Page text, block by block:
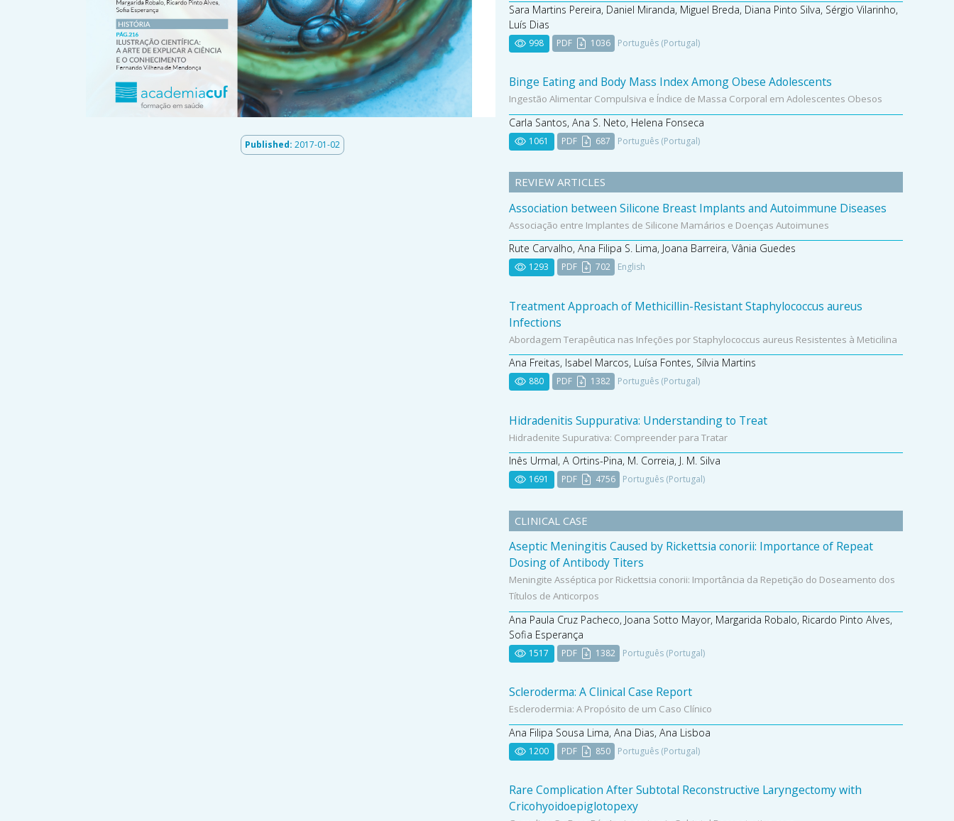
Published: 2017-01-02
Sara Martins Pereira, Daniel Miranda, Miguel Breda, Diana Pinto Silva, Sérgio Vilarinho,
Luís Dias
998 PDF 1036 Português (Portugal)
Binge Eating and Body Mass Index Among Obese Adolescents
Ingestão Alimentar Compulsiva e Índice de Massa Corporal em Adolescentes Obesos
Carla Santos, Ana S. Neto, Helena Fonseca
1061 PDF 687 Português (Portugal)
REVIEW ARTICLES
Association between Silicone Breast Implants and Autoimmune Diseases
Associação entre Implantes de Silicone Mamários e Doenças Autoimunes
Rute Carvalho, Ana Filipa S. Lima, Joana Barreira, Vânia Guedes
1293 PDF 702 English
Treatment Approach of Methicillin-Resistant Staphylococcus aureus
Infections
Abordagem Terapêutica nas Infeções por Staphylococcus aureus Resistentes à Meticilina
Ana Freitas, Isabel Marcos, Luísa Fontes, Sílvia Martins
880 PDF 1382 Português (Portugal)
Hidradenitis Suppurativa: Understanding to Treat
Hidradenite Supurativa: Compreender para Tratar
Inês Urmal, A Ortins-Pina, M. Correia, J. M. Silva
1691 PDF 4756 Português (Portugal)
CLINICAL CASE
Aseptic Meningitis Caused by Rickettsia conorii: Importance of Repeat
Dosing of Antibody Titers
Meningite Asséptica por Rickettsia conorii: Importância da Repetição do Doseamento dos
Títulos de Anticorpos
Ana Paula Cruz Pacheco, Joana Sotto Mayor, Margarida Robalo, Ricardo Pinto Alves,
Sofia Esperança
1517 PDF 1382 Português (Portugal)
Scleroderma: A Clinical Case Report
Esclerodermia: A Propósito de um Caso Clínico
Ana Filipa Sousa Lima, Ana Dias, Ana Lisboa
1200 PDF 850 Português (Portugal)
Rare Complication After Subtotal Reconstructive Laryngectomy with
Cricohyoidoepiglotopexy